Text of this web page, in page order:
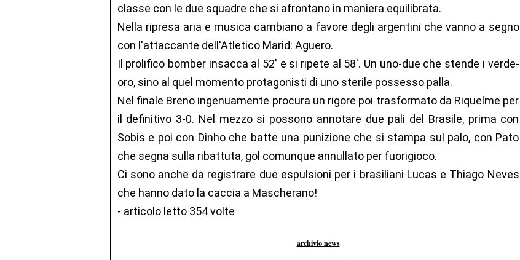
classe con le due squadre che si afrontano in maniera equilibrata.
Nella ripresa aria e musica cambiano a favore degli argentini che vanno a segno
con l'attaccante dell'Atletico Marid: Aguero.
Il prolifico bomber insacca al 52' e si ripete al 58'. Un uno-due che stende i verde-
oro, sino al quel momento protagonisti di uno sterile possesso palla.
Nel finale Breno ingenuamente procura un rigore poi trasformato da Riquelme per
il definitivo 3-0. Nel mezzo si possono annotare due pali del Brasile, prima con
Sobis e poi con Dinho che batte una punizione che si stampa sul palo, con Pato
che segna sulla ribattuta, gol comunque annullato per fuorigioco.
Ci sono anche da registrare due espulsioni per i brasiliani Lucas e Thiago Neves
che hanno dato la caccia a Mascherano!
- articolo letto 354 volte
archivio news